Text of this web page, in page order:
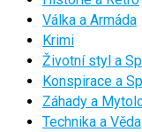
Válka a Armáda
Krimi
Životní styl a
Konspirace a
Záhady a
Technika a Věda